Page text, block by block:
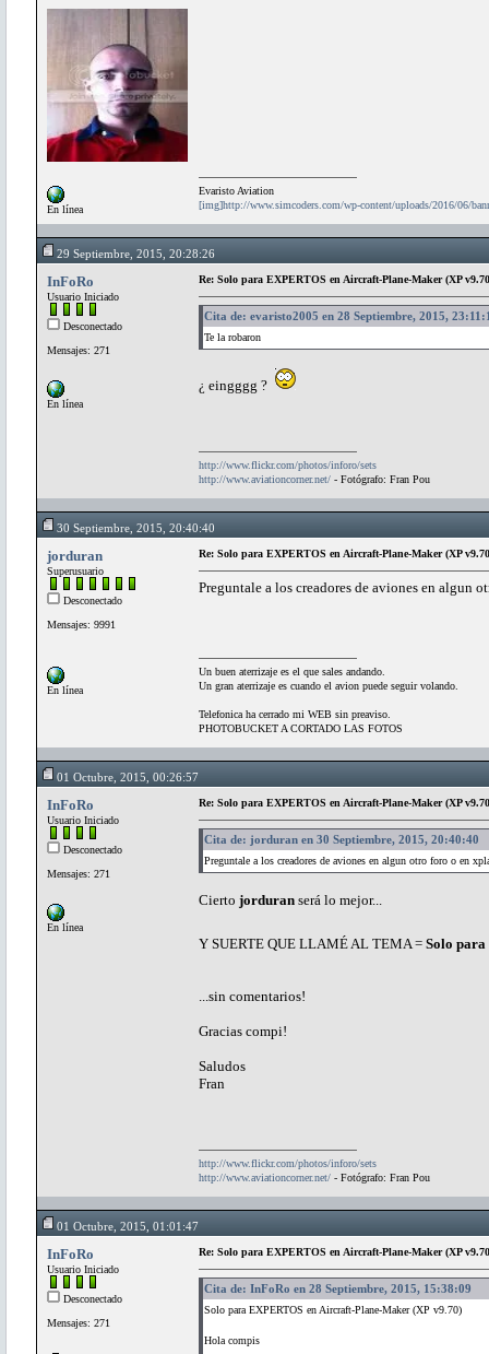
En línea
Evaristo Aviation
[img]http://www.simcoders.com/wp-content/uploads/2016/06/
29 Septiembre, 2015, 20:28:26
InFoRo
Usuario Iniciado
Desconectado
Mensajes: 271
En línea
Re: Solo para EXPERTOS en Aircraft-Plane-Maker (XP
Cita de: evaristo2005 en 28 Septiembre, 2015,
Te la robaron
¿ eingggg ?
http://www.flickr.com/photos/inforo/sets
http://www.aviationcorner.net/ - Fotógrafo: Fran Pou
30 Septiembre, 2015, 20:40:40
jorduran
Superusuario
Desconectado
Mensajes: 9991
En línea
Re: Solo para EXPERTOS en Aircraft-Plane-Maker (XP
Preguntale a los creadores de aviones en algun
Un buen aterrizaje es el que sales andando.
Un gran aterrizaje es cuando el avion puede seguir volando.
Telefonica ha cerrado mi WEB sin preaviso.
PHOTOBUCKET A CORTADO LAS FOTOS
01 Octubre, 2015, 00:26:57
InFoRo
Usuario Iniciado
Desconectado
Mensajes: 271
En línea
Re: Solo para EXPERTOS en Aircraft-Plane-Maker (XP
Cita de: jorduran en 30 Septiembre, 2015, 20:40:40
Preguntale a los creadores de aviones en algun otro foro o en
Cierto jorduran será lo mejor...
Y SUERTE QUE LLAMÉ AL TEMA = Solo
...sin comentarios!
Gracias compi!
Saludos
Fran
http://www.flickr.com/photos/inforo/sets
http://www.aviationcorner.net/ - Fotógrafo: Fran Pou
01 Octubre, 2015, 01:01:47
InFoRo
Usuario Iniciado
Desconectado
Mensajes: 271
Re: Solo para EXPERTOS en Aircraft-Plane-Maker (XP
Cita de: InFoRo en 28 Septiembre, 2015, 15:38:09
Solo para EXPERTOS en Aircraft-Plane-Maker (XP v9.70)
Hola compis